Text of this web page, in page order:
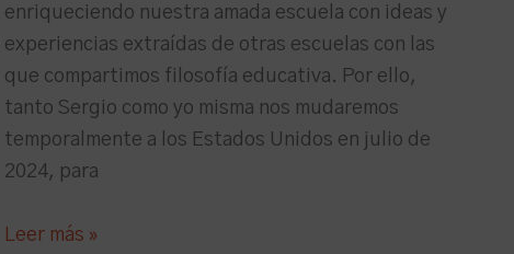
enriqueciendo nuestra amada escuela con ideas y
experiencias extraídas de otras escuelas con las
que compartimos filosofía educativa. Por ello,
tanto Sergio como yo misma nos mudaremos
temporalmente a los Estados Unidos en julio de
2024, para
Leer más »